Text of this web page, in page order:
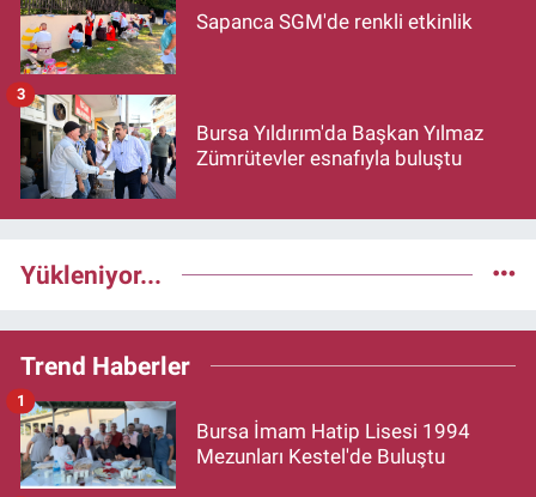
Sapanca SGM'de renkli etkinlik
Bursa Yıldırım'da Başkan Yılmaz
Zümrütevler esnafıyla buluştu
3
Yükleniyor...
Trend Haberler
Bursa İmam Hatip Lisesi 1994
Mezunları Kestel'de Buluştu
1